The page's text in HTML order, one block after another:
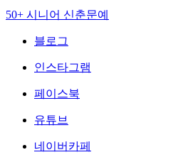
50+ 시니어 신춘문예
블로그
인스타그램
페이스북
유튜브
네이버카페